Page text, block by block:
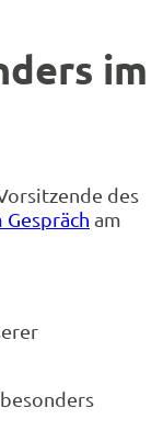
im
des
Gespräch am